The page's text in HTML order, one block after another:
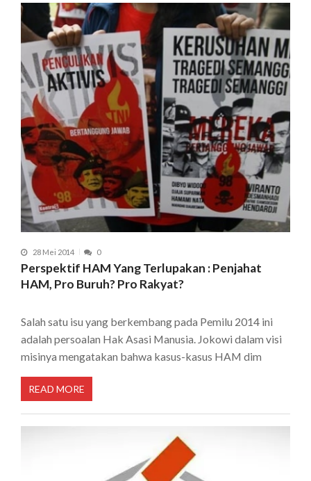
28 Mei 2014 0
Perspektif HAM Yang Terlupakan : Penjahat
HAM, Pro Buruh? Pro Rakyat?
Salah satu isu yang berkembang pada Pemilu 2014 ini
adalah persoalan Hak Asasi Manusia. Jokowi dalam visi
misinya mengatakan bahwa kasus-kasus HAM dim
READ MORE